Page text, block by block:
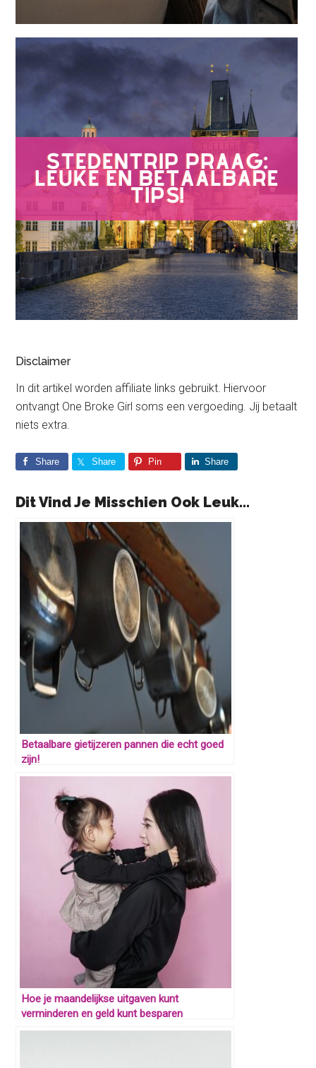
Disclaimer
In dit artikel worden affiliate links gebruikt. Hiervoor
ontvangt One Broke Girl soms een vergoeding. Jij betaalt
niets extra.
Share Share Pin Share
Dit Vind Je Misschien Ook Leuk...
Betaalbare gietijzeren pannen die echt goed
zijn!
Hoe je maandelijkse uitgaven kunt
verminderen en geld kunt besparen